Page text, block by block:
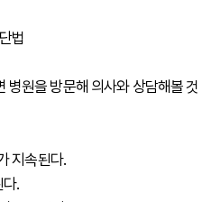
법
병원을 방문해 의사와 상담해볼 것
지속된다.
.